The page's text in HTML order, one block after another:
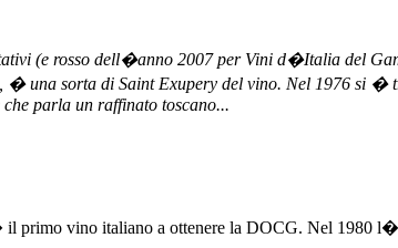
(e rosso dell�anno 2007 per Vini d�Italia del
una sorta di Saint Exupery del vino. Nel 1976 si �
parla un raffinato toscano...
vino italiano a ottenere la DOCG. Nel 1980